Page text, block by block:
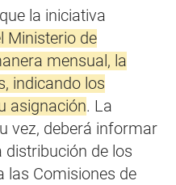
la iniciativa
Ministerio de
mensual, la
indicando los
asignación. La
vez, deberá informar
distribución de los
las Comisiones de